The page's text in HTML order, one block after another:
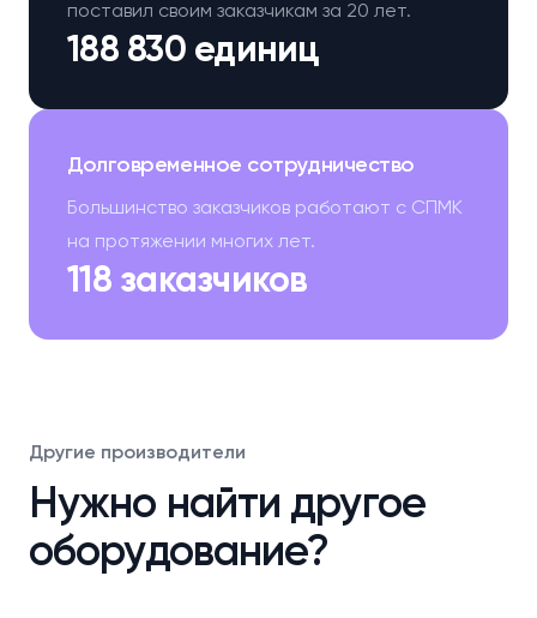
188 830 единиц
поставил своим заказчикам за 20 лет.
118 заказчиков
Долговременное сотрудничество
Большинство заказчиков работают с СПМК
на протяжении многих лет.
Другие производители
Нужно найти другое
оборудование?